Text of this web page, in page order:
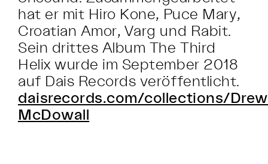
hat er mit Hiro Kone, Puce Mary,
Croatian Amor, Varg und Rabit.
Sein drittes Album The Third
Helix wurde im September 2018
auf Dais Records veröffentlicht.
daisrecords.com/collections/
McDowall